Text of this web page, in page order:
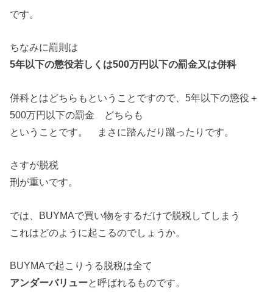
です。
ちなみに罰則は
5年以下の懲役若しくは500万円以下の罰金又は併科
併科とはどちらもということですので、5年以下の懲役＋
500万円以下の罰金 どちらも
ということです。 まさに踏んだり蹴ったりです。
さすが脱税
刑が重いです。
では、BUYMAで買い物をするだけで脱税してしまう
これはどのように起こるのでしょうか。
BUYMAで起こりうる脱税は全て
アンダーバリューと呼ばれるものです。